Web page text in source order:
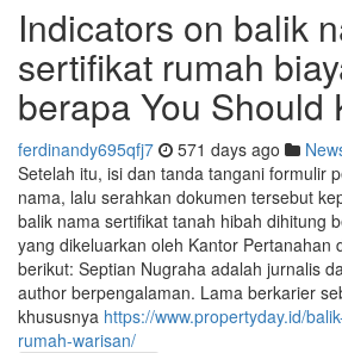
Indicators on balik
sertifikat rumah
berapa You Should
ferdinandy695qfj7 571 days ago
Setelah itu, isi dan tanda tangani formulir
nama, lalu serahkan dokumen tersebut
balik nama sertifikat tanah hibah dihitung
yang dikeluarkan oleh Kantor Pertanahan
berikut: Septian Nugraha adalah jurnalis
author berpengalaman. Lama berkarier
khususnya https://www.propertyday.id/
rumah-warisan/